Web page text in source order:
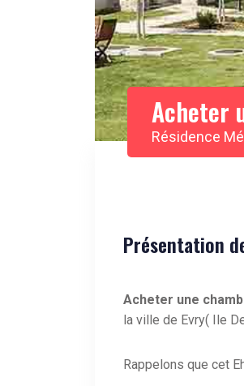
Acheter
Résidence
Présentation
Acheter une
la ville de Evry( Ile
Rappelons que cet